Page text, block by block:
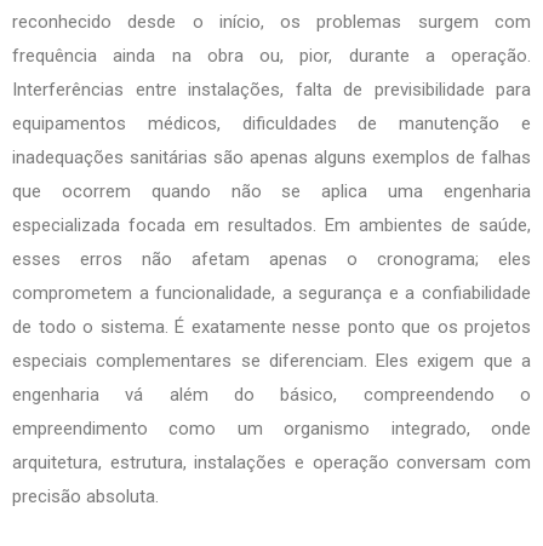
reconhecido desde o início, os problemas surgem com
frequência ainda na obra ou, pior, durante a operação.
Interferências entre instalações, falta de previsibilidade para
equipamentos médicos, dificuldades de manutenção e
inadequações sanitárias são apenas alguns exemplos de falhas
que ocorrem quando não se aplica uma engenharia
especializada focada em resultados. Em ambientes de saúde,
esses erros não afetam apenas o cronograma; eles
comprometem a funcionalidade, a segurança e a confiabilidade
de todo o sistema. É exatamente nesse ponto que os projetos
especiais complementares se diferenciam. Eles exigem que a
engenharia vá além do básico, compreendendo o
empreendimento como um organismo integrado, onde
arquitetura, estrutura, instalações e operação conversam com
precisão absoluta.